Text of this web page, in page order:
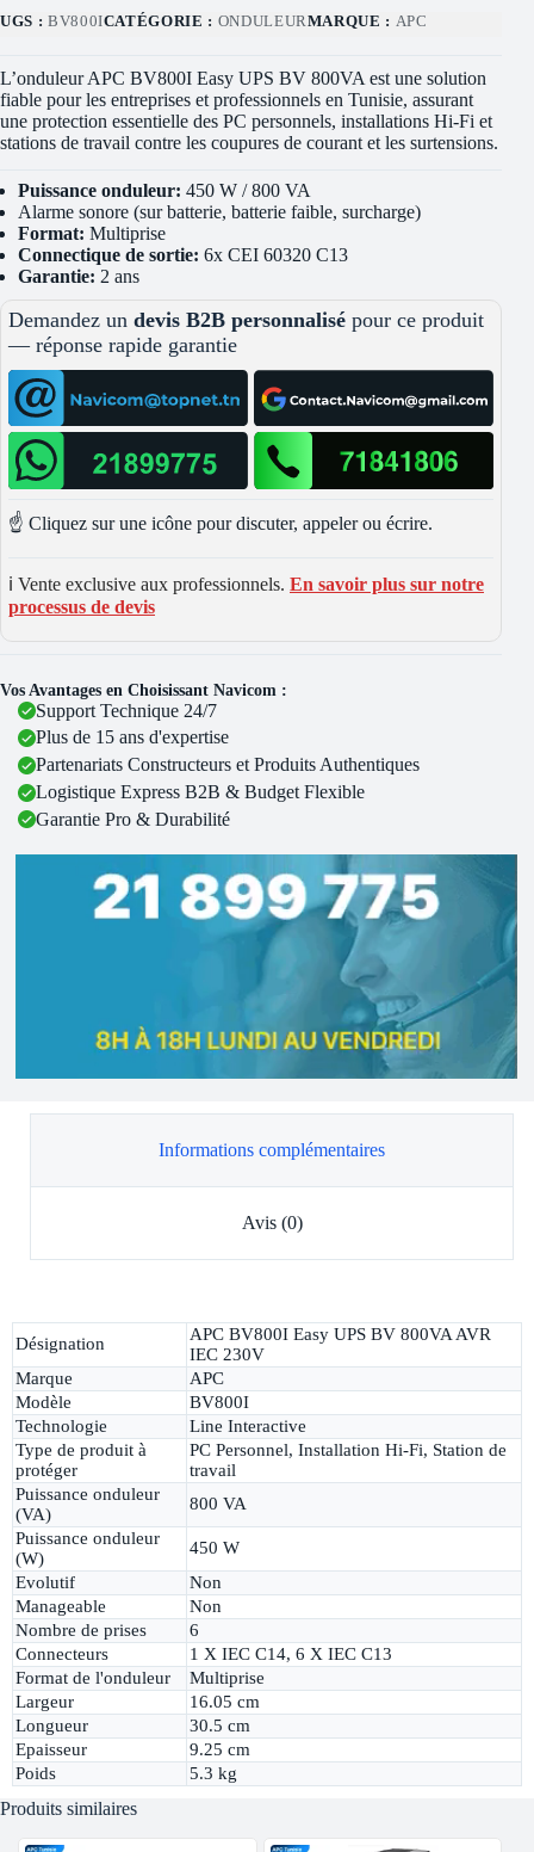
UGS : BV800ICATÉGORIE : ONDULEURMARQUE : APC
L’onduleur APC BV800I Easy UPS BV 800VA est une solution
fiable pour les entreprises et professionnels en Tunisie, assurant
une protection essentielle des PC personnels, installations Hi-Fi et
stations de travail contre les coupures de courant et les surtensions.
Puissance onduleur: 450 W / 800 VA
Alarme sonore (sur batterie, batterie faible, surcharge)
Format: Multiprise
Connectique de sortie: 6x CEI 60320 C13
Garantie: 2 ans
Demandez un devis B2B personnalisé pour ce produit
— réponse rapide garantie
☝️ Cliquez sur une icône pour discuter, appeler ou écrire.
ℹ️ Vente exclusive aux professionnels. En savoir plus sur notre
processus de devis
Vos Avantages en Choisissant Navicom :
Support Technique 24/7
Plus de 15 ans d'expertise
Partenariats Constructeurs et Produits Authentiques
Logistique Express B2B & Budget Flexible
Garantie Pro & Durabilité
Informations complémentaires
Avis (0)
Désignation
APC BV800I Easy UPS BV 800VA AVR
IEC 230V
Marque
APC
Modèle
BV800I
Technologie
Line Interactive
Type de produit à
protéger
PC Personnel, Installation Hi-Fi, Station de
travail
Puissance onduleur
(VA)
800 VA
Puissance onduleur
(W)
450 W
Evolutif
Non
Manageable
Non
Nombre de prises
6
Connecteurs
1 X IEC C14, 6 X IEC C13
Format de l'onduleur
Multiprise
Largeur
16.05 cm
Longueur
30.5 cm
Epaisseur
9.25 cm
Poids
5.3 kg
Produits similaires